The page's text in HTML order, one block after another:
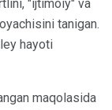
"ijtimoiy" va
tanigan.
hayoti
maqolasida